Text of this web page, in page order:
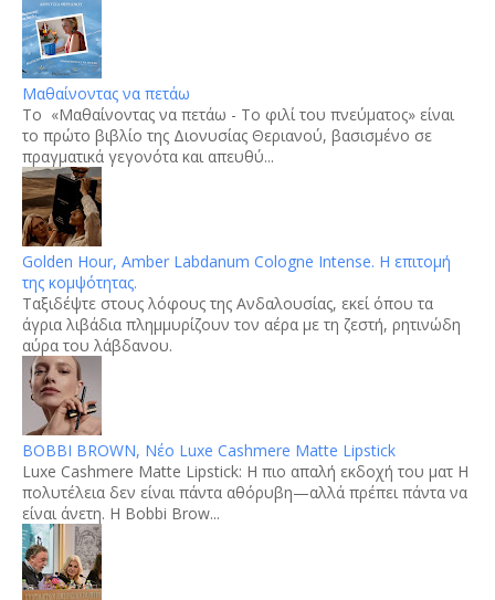
Μαθαίνοντας να πετάω
Το «Μαθαίνοντας να πετάω - Το φιλί του πνεύματος» είναι
το πρώτο βιβλίο της Διονυσίας Θεριανού, βασισμένο σε
πραγματικά γεγονότα και απευθύ...
Golden Hour, Amber Labdanum Cologne Intense. Η επιτομή
της κομψότητας.
Tαξιδέψτε στους λόφους της Ανδαλουσίας, εκεί όπου τα
άγρια λιβάδια πλημμυρίζουν τον αέρα με τη ζεστή, ρητινώδη
αύρα του λάβδανου.
BOBBI BROWN, Νέο Luxe Cashmere Matte Lipstick
Luxe Cashmere Matte Lipstick: Η πιο απαλή εκδοχή του ματ Η
πολυτέλεια δεν είναι πάντα αθόρυβη—αλλά πρέπει πάντα να
είναι άνετη. Η Bobbi Brow...